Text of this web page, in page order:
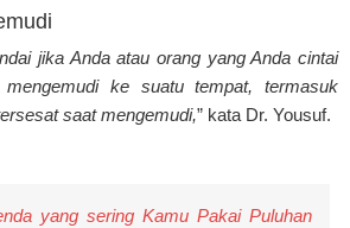
jika Anda atau orang yang Anda cintai
mengemudi ke suatu tempat, termasuk
saat mengemudi,” kata Dr. Yousuf.
yang sering Kamu Pakai Puluhan